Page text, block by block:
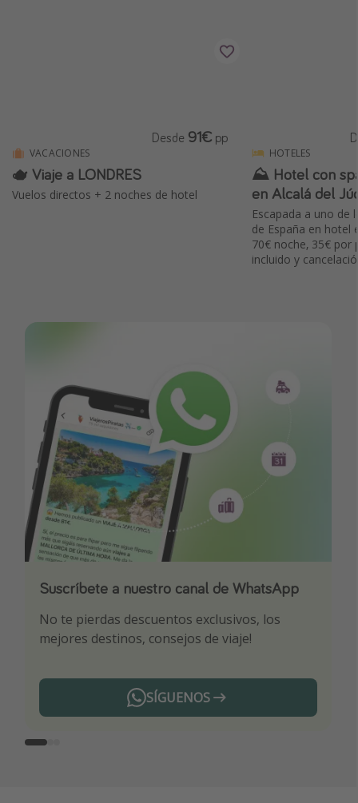
VACACIONES
🫖 Viaje a LONDRES
Vuelos directos + 2 noches de hotel
Desde 91€ pp
HOTELES
⛰️ Hotel con
en Alcalá del
Escapada a uno de
de España en hotel
70€ noche, 35€ por
incluido y
Suscríbete a nuestro canal de WhatsApp
No te pierdas descuentos exclusivos, los
mejores destinos, consejos de viaje!
SÍGUENOS
Descarga nuestra app
Sé el primero en reservar nuestros chollazos
¡Suscríbete a nuestro canal de Telegram!
¡Recibe las mejores ofertas seleccionadas para
ti por nuestros expertos en viajes
Telegram